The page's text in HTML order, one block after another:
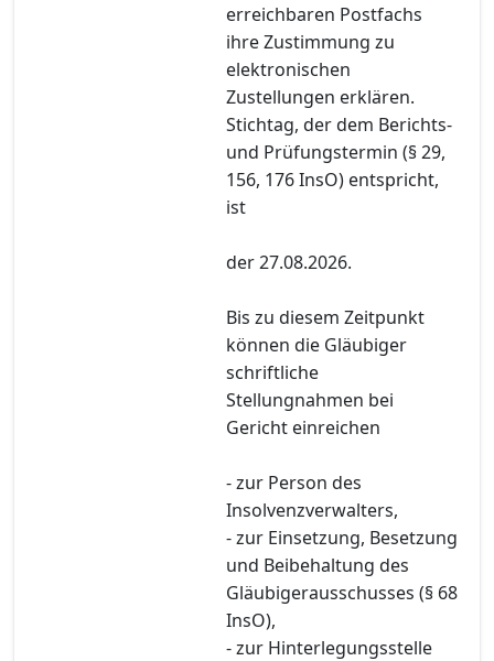
erreichbaren Postfachs
ihre Zustimmung zu
elektronischen
Zustellungen erklären.
Stichtag, der dem Berichts-
und Prüfungstermin (§ 29,
156, 176 InsO) entspricht,
ist
der 27.08.2026.
Bis zu diesem Zeitpunkt
können die Gläubiger
schriftliche
Stellungnahmen bei
Gericht einreichen
- zur Person des
Insolvenzverwalters,
- zur Einsetzung, Besetzung
und Beibehaltung des
Gläubigerausschusses (§ 68
InsO),
- zur Hinterlegungsstelle